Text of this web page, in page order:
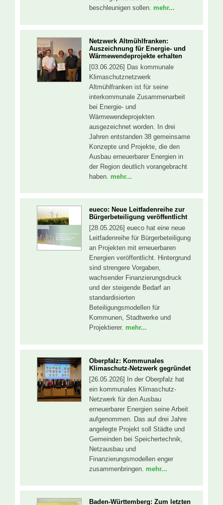
beschleunigen sollen. mehr...
Netzwerk Altmühlfranken:
Auszeichnung für Energie- und
Wärmewendeprojekte erhalten
[03.06.2026] Das kommunale
Klimaschutznetzwerk
Altmühlfranken ist für seine
interkommunale Zusammenarbeit
bei Energie- und
Wärmewendeprojekten
ausgezeichnet worden. In drei
Jahren entstanden 38 gemeinsame
Konzepte und Projekte, die den
Ausbau erneuerbarer Energien in
der Region deutlich vorangebracht
haben. mehr...
eueco: Neue Leitfadenreihe zur
Bürgerbeteiligung veröffentlicht
[28.05.2026] eueco hat eine neue
Leitfadenreihe für Bürgerbeteiligung
an Projekten mit erneuerbaren
Energien veröffentlicht. Hintergrund
sind strengere Vorgaben,
wachsender Finanzierungsdruck
und der steigende Bedarf an
standardisierten
Beteiligungsmodellen für
Kommunen, Stadtwerke und
Projektierer. mehr...
Oberpfalz: Kommunales
Klimaschutz-Netzwerk gegründet
[26.05.2026] In der Oberpfalz hat
ein kommunales Klimaschutz-
Netzwerk für den Ausbau
erneuerbarer Energien seine Arbeit
aufgenommen. Das auf drei Jahre
angelegte Projekt soll Städte und
Gemeinden bei Speichertechnik,
Netzausbau und
Finanzierungsmodellen enger
zusammenbringen. mehr...
Baden-Württemberg: Zum letzten